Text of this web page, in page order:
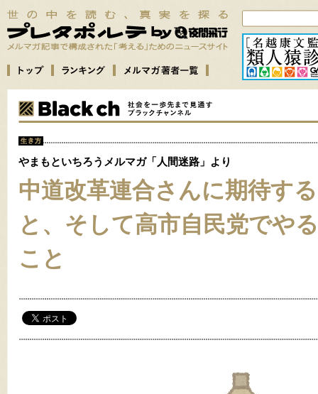
やまもといちろうメルマガ「人間迷路」より
中道改革連合さんに期待す
と、そして高市自民党でや
こと